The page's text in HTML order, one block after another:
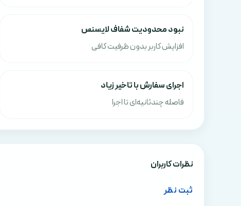
نبود محدودیت شفاف لایسنس
افزایش کاربر بدون ظرفیت کافی
اجرای سفارش با تاخیر زیاد
فاصله چندثانیه‌ای تا اجرا
نظرات کاربران
ثبت نظر